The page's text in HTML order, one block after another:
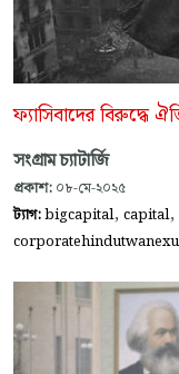
ফ্যাসিবাদের বিরুদ্ধে
সংগ্রাম চ্যাটার্জি
প্রকাশ: ০৮-মে-২০২৫
ট্যাগ:bigcapital, capital,